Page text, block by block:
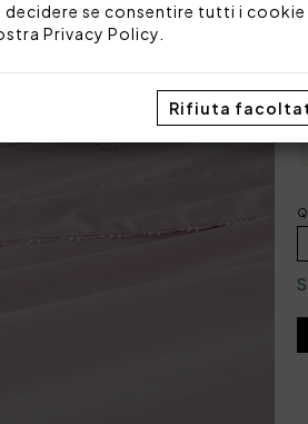
decidere se consentire tutti i
Privacy Policy
Rifiuta